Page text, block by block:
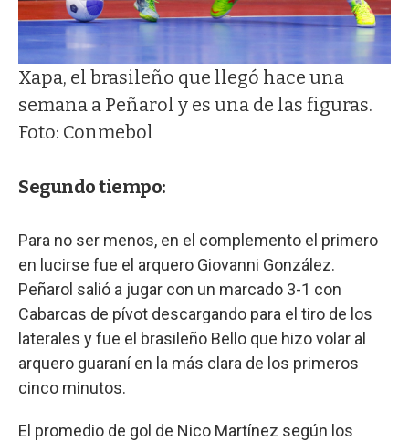
Xapa, el brasileño que llegó hace una
semana a Peñarol y es una de las figuras.
Foto: Conmebol
Segundo tiempo:
Para no ser menos, en el complemento el primero
en lucirse fue el arquero Giovanni González.
Peñarol salió a jugar con un marcado 3-1 con
Cabarcas de pívot descargando para el tiro de los
laterales y fue el brasileño Bello que hizo volar al
arquero guaraní en la más clara de los primeros
cinco minutos.
El promedio de gol de Nico Martínez según los